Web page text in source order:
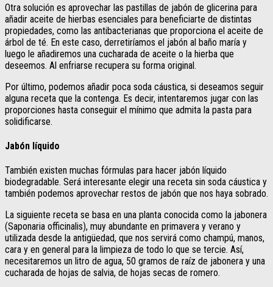
Otra solución es aprovechar las pastillas de jabón de glicerina para
añadir aceite de hierbas esenciales para beneficiarte de distintas
propiedades, como las antibacterianas que proporciona el aceite de
árbol de té. En este caso, derretiríamos el jabón al baño maría y
luego le añadiremos una cucharada de aceite o la hierba que
deseemos. Al enfriarse recupera su forma original.
Por último, podemos añadir poca soda cáustica, si deseamos seguir
alguna receta que la contenga. Es decir, intentaremos jugar con las
proporciones hasta conseguir el mínimo que admita la pasta para
solidificarse.
Jabón líquido
También existen muchas fórmulas para hacer jabón líquido
biodegradable. Será interesante elegir una receta sin soda cáustica y
también podemos aprovechar restos de jabón que nos haya sobrado.
La siguiente receta se basa en una planta conocida como la jabonera
(Saponaria officinalis), muy abundante en primavera y verano y
utilizada desde la antigüedad, que nos servirá como champú, manos,
cara y en general para la limpieza de todo lo que se tercie. Así,
necesitaremos un litro de agua, 50 gramos de raíz de jabonera y una
cucharada de hojas de salvia, de hojas secas de romero.